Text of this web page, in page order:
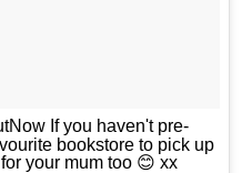
If you haven't pre-
bookstore to pick up
your mum too 😊 xx